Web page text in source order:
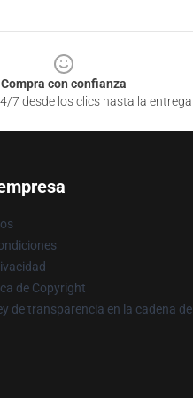
Compra con confianza
7 desde los clics hasta la entrega
de Copyright
de transparencia en la cadena de